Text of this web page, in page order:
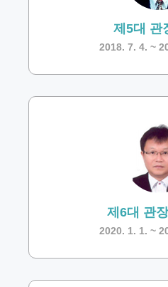
제5대 관
2018. 7. 4. ~
제6대 관
2020. 1. 1. ~